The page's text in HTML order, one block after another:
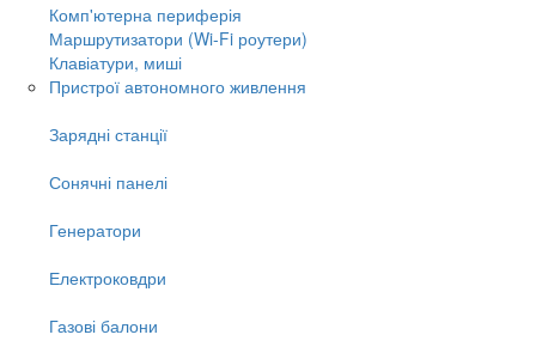
Комп'ютерна периферія
Маршрутизатори (Wi-Fi роутери)
Клавіатури, миші
Пристрої автономного живлення
Зарядні станції
Сонячні панелі
Генератори
Електроковдри
Газові балони